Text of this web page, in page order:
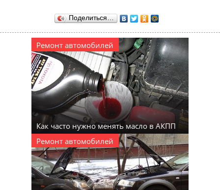
Поделиться…
Ремонт автомобилей
Как часто нужно менять масло в АКПП
Ремонт автомобилей